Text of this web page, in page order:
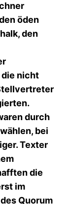
öden
den
nicht
durch
bei
Texter
die
im
Quorum